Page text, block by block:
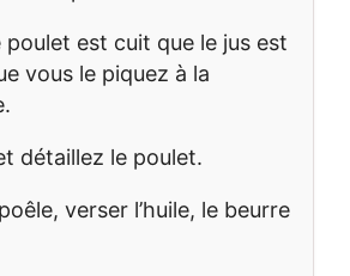
poulet est cuit que le jus est
vous le piquez à la
détaillez le poulet.
verser l’huile, le beurre